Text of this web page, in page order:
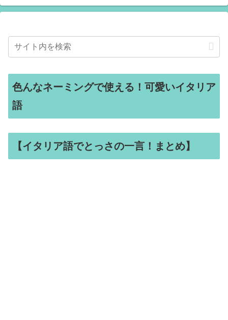
色んなネーミングで使える！可愛いイタリア
語
【イタリア語でとっさの一言！まとめ】